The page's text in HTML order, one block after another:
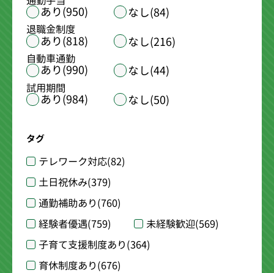
あり(950) なし(84)
退職金制度
あり(818) なし(216)
自動車通勤
あり(990) なし(44)
試用期間
あり(984) なし(50)
タグ
テレワーク対応(82)
土日祝休み(379)
通勤補助あり(760)
経験者優遇(759) 未経験歓迎(569)
子育て支援制度あり(364)
育休制度あり(676)